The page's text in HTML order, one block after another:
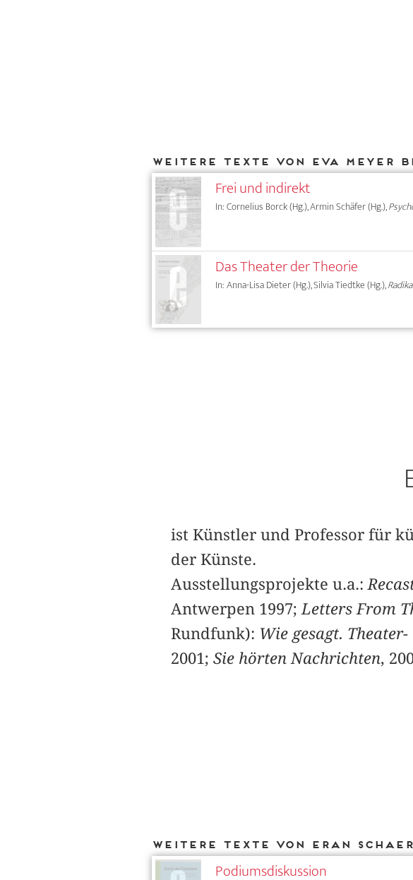
Weitere Texte von Eva Meyer
Frei und indirekt
In: Cornelius Borck (Hg.), Armin Schäfer (Hg.),
Das Theater der Theorie
In: Anna-Lisa Dieter (Hg.), Silvia Tiedtke (Hg.),
ist Künstler und Professor für
der Künste.
Ausstellungsprojekte u.a.:
Antwerpen 1997; Letters From
Rundfunk): Wie gesagt.
2001; Sie hörten Nachrichten,
Weitere Texte von Eran Schaerf
Podiumsdiskussion